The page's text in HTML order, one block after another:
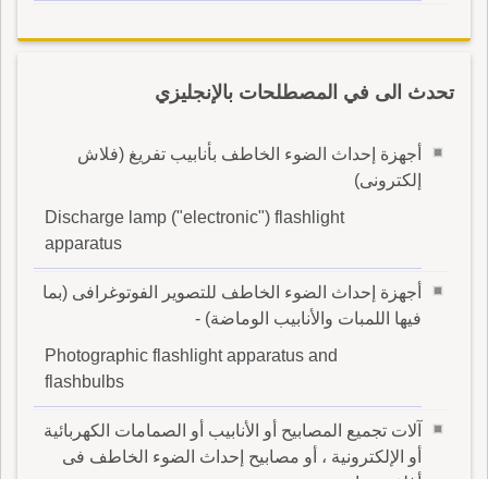
تحدث الى في المصطلحات بالإنجليزي
أجهزة إحداث الضوء الخاطف بأنابيب تفريغ (فلاش
إلكترونى)
Discharge lamp ("electronic") flashlight
apparatus
أجهزة إحداث الضوء الخاطف للتصوير الفوتوغرافى (بما
فيها اللمبات والأنابيب الوماضة) -
Photographic flashlight apparatus and
flashbulbs
آلات تجميع المصابيح أو الأنابيب أو الصمامات الكهربائية
أو الإلكترونية ، أو مصابيح إحداث الضوء الخاطف فى